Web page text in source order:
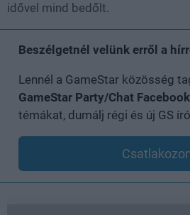
idővel mind bedőlt.
Beszélgetnél velünk erről a
Lennél a GameStar közösség
GameStar Party/Chat
témákat, dumálj régi és új GS